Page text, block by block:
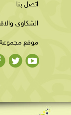
اتصل بنا
الشكاوى
موقع مجموعة